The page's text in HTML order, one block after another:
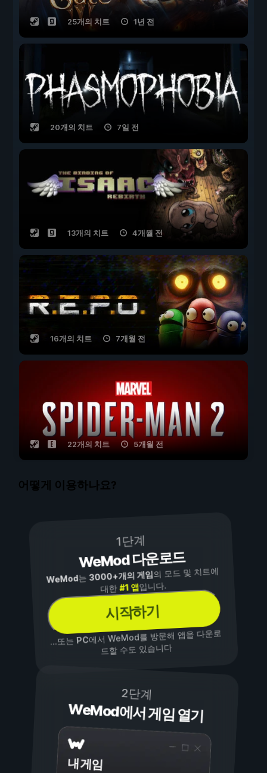
25개의 치트 1년 전
20개의 치트 7일 전
13개의 치트 4개월 전
16개의 치트 7개월 전
22개의 치트 5개월 전
어떻게 이용하나요?
1단계
WeMod 다운로드
WeMod는3000+개의 게임의 모드 및 치트에
대한#1 앱입니다.
시작하기
...또는PC에서 WeMod를 방문해 앱을 다운로
드할 수도 있습니다
2단계
WeMod에서 게임 열기
내 게임